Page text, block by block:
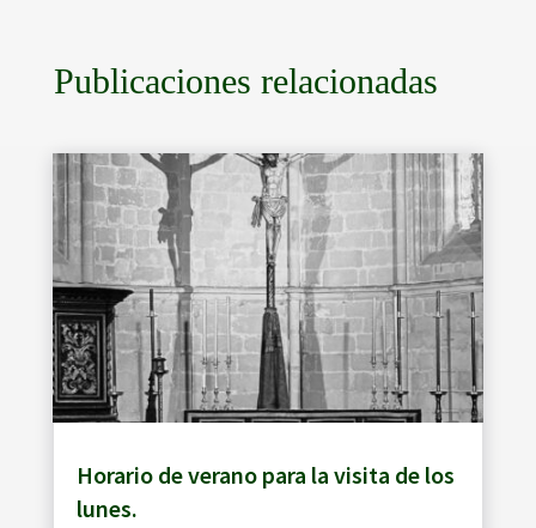
Publicaciones relacionadas
Horario de verano para la visita de los
lunes.